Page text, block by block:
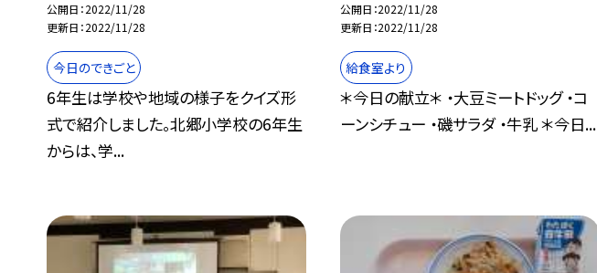
公開日 2022/11/28
更新日 2022/11/28
今日のできごと
6年生は学校や地域の様子をクイズ形
式で紹介しました。北郷小学校の6年生
からは、学...
公開日 2022/11/28
更新日 2022/11/28
給食室より
＊今日の献立＊ ・大豆ミートドッグ ・コ
ーンシチュー ・磯サラダ ・牛乳 ＊今日...